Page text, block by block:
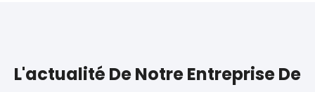
L'actualité De Notre Entreprise De